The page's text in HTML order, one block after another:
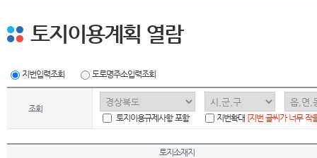
토지이용계획 열람
지번입력조회 도로명주소입력조회
조회
토지이용규제사항 포함
지번확대 [지번 글씨가 너무 작
토지소재지